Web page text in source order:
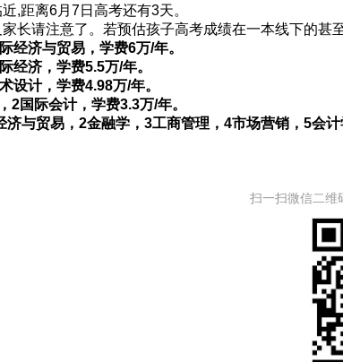
,距离6月7日高考还有3天。
长请注意了。若预估孩子高考成绩在一本线下的
经济与贸易，学费6万/年。
经济，学费5.5万/年。
设计，学费4.98万/年。
2国际会计，学费3.3万/年。
与贸易，2金融学，3工商管理，4市场营销，5会
扫一扫微信二维